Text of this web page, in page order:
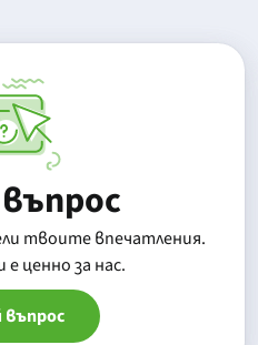
твоите впечатления.
ценно за нас.
въпрос